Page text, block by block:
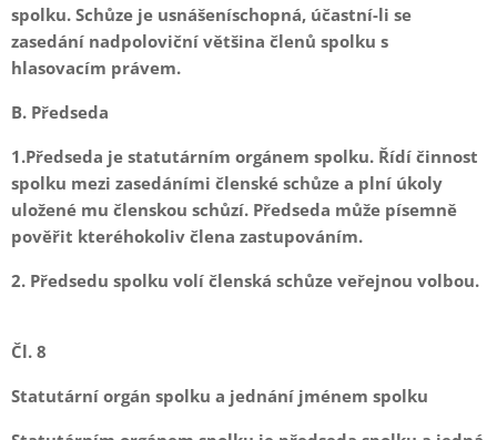
spolku. Schůze je usnášeníschopná, účastní-li se
zasedání nadpoloviční většina členů spolku s
hlasovacím právem.
B. Předseda
1.Předseda je statutárním orgánem spolku. Řídí činnost
spolku mezi zasedáními členské schůze a plní úkoly
uložené mu členskou schůzí. Předseda může písemně
pověřit kteréhokoliv člena zastupováním.
2. Předsedu spolku volí členská schůze veřejnou volbou.
Čl. 8
Statutární orgán spolku a jednání jménem spolku